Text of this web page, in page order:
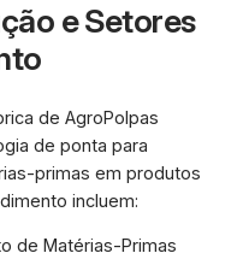
e Setores
de AgroPolpas
de ponta para
primas em produtos
incluem:
de Matérias-Primas